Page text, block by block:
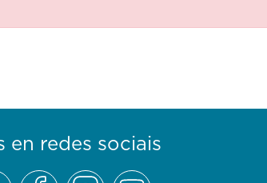
en redes sociais